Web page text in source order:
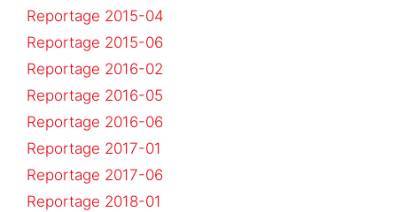
Reportage 2015-04
Reportage 2015-06
Reportage 2016-02
Reportage 2016-05
Reportage 2016-06
Reportage 2017-01
Reportage 2017-06
Reportage 2018-01